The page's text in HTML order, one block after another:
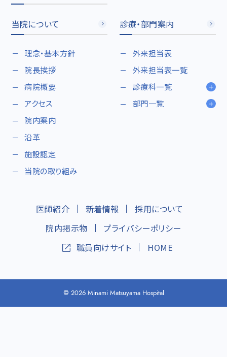
当院について
理念・基本方針
院長挨拶
病院概要
アクセス
院内案内
沿革
施設認定
当院の取り組み
診療・部門案内
外来担当表
外来担当表一覧
診療科一覧
部門一覧
医師紹介 新着情報
採用について
院内掲示物
プライバシーポリシー
職員向けサイト
HOME
© 2026 Minami Matsuyama Hospital